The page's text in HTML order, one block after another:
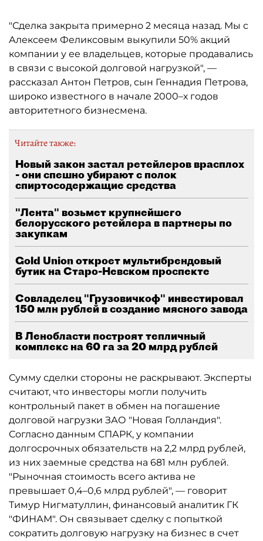
"Сделка закрыта примерно 2 месяца назад. Мы с
Алексеем Феликсовым выкупили 50% акций
компании у ее владельцев, которые продавались
в связи с высокой долговой нагрузкой", —
рассказал Антон Петров, сын Геннадия Петрова,
широко известного в начале 2000–х годов
авторитетного бизнесмена.
Читайте также:
Новый закон застал ретейлеров врасплох
- они спешно убирают с полок
спиртосодержащие средства
"Лента" возьмет крупнейшего
белорусского ретейлера в партнеры по
закупкам
Gold Union откроет мультибрендовый
бутик на Старо-Невском проспекте
Совладелец "Грузовичкоф" инвестировал
150 млн рублей в создание мясного завода
В Ленобласти построят тепличный
комплекс на 60 га за 20 млрд рублей
Сумму сделки стороны не раскрывают. Эксперты
считают, что инвесторы могли получить
контрольный пакет в обмен на погашение
долговой нагрузки ЗАО "Новая Голландия".
Согласно данным СПАРК, у компании
долгосрочных обязательств на 2,2 млрд рублей,
из них заемные средства на 681 млн рублей.
"Рыночная стоимость всего актива не
превышает 0,4–0,6 млрд рублей", — говорит
Тимур Нигматуллин, финансовый аналитик ГК
"ФИНАМ". Он связывает сделку с попыткой
сократить долговую нагрузку на бизнес в счет